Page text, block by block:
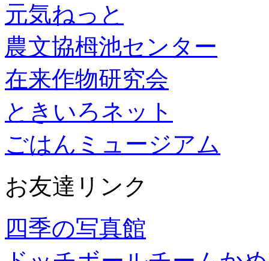
元気ねっと
農文協栂池センター
在来作物研究会
ときいろネット
ごはんミュージアム
お友達リンク
四季の写真館